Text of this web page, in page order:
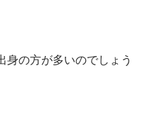
の方が多いのでしょう